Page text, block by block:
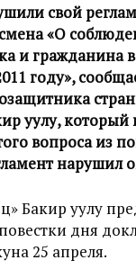
свой
«О
и гражданина
году»,
уулу,
вопроса из
нарушил
Бакир уулу
дня
25 апреля.